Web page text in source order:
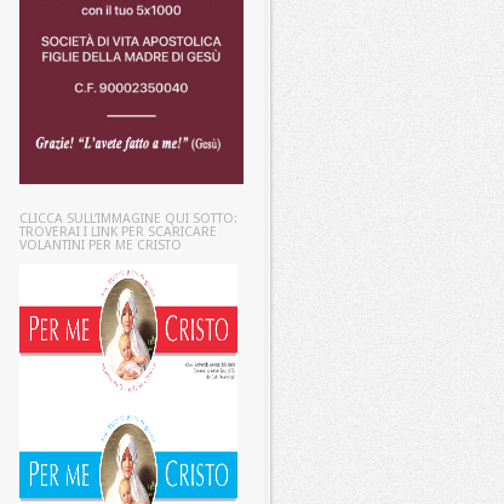
CLICCA SULL’IMMAGINE QUI SOTTO:
TROVERAI I LINK PER SCARICARE
VOLANTINI PER ME CRISTO